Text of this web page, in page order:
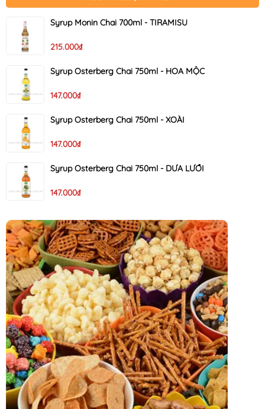
Syrup Monin Chai 700ml - TIRAMISU
215.000₫
Syrup Osterberg Chai 750ml - HOA MỘC
147.000₫
Syrup Osterberg Chai 750ml - XOÀI
147.000₫
Syrup Osterberg Chai 750ml - DƯA LƯỚI
147.000₫